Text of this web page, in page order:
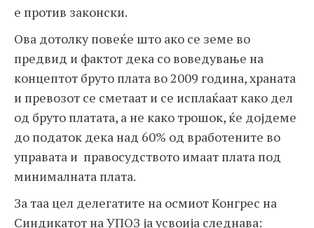
е против законски.
Ова дотолку повеќе што ако се земе во
предвид и фактот дека со воведување на
концептот бруто плата во 2009 година, храната
и превозот се сметаат и се исплаќаат како дел
од бруто платата, а не како трошок, ќе дојдеме
до податок дека над 60% од вработените во
управата и правосудството имаат плата под
минималната плата.
За таа цел делегатите на осмиот Конгрес на
Синдикатот на УПОЗ ја усвоија следнава: